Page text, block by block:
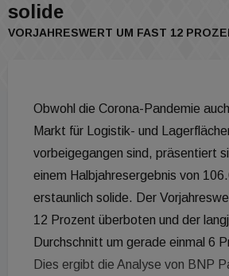
solide
VORJAHRESWERT UM FAST 12
Obwohl die Corona-Pandemie
Markt für Logistik- und
vorbeigegangen sind, präsentiert
einem Halbjahresergebnis von
erstaunlich solide. Der
12 Prozent überboten und der
Durchschnitt um gerade einmal 6
Dies ergibt die Analyse von BNP